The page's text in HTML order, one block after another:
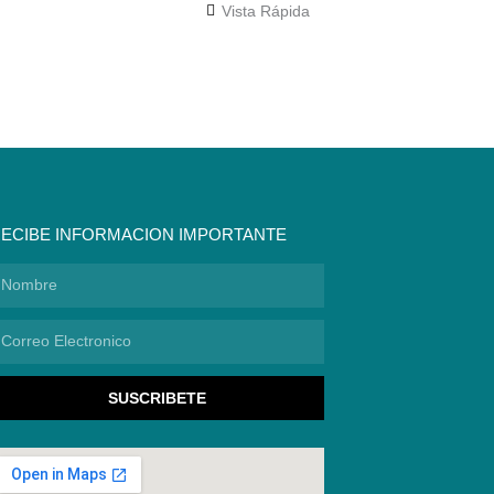
Vista Rápida
INFORMACION IMPORTANTE
SUSCRIBETE